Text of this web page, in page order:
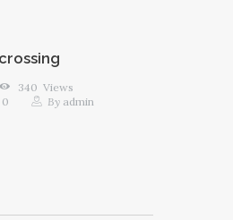
340 Views
0 By admin